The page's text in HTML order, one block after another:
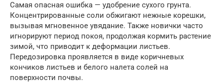
Самая опасная ошибка — удобрение сухого грунта.
Концентрированные соли обжигают нежные корешки,
вызывая мгновенное увядание. Также новички часто
игнорируют период покоя, продолжая кормить растение
зимой, что приводит к деформации листьев.
Передозировка проявляется в виде коричневых
кончиков листьев и белого налета солей на
поверхности почвы.